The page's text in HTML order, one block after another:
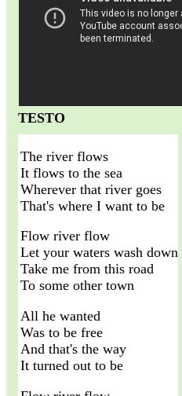
TESTO
The river flows
It flows to the sea
Wherever that river goes
That's where I want to be
Flow river flow
Let your waters wash down
Take me from this road
To some other town
All he wanted
Was to be free
And that's the way
It turned out to be